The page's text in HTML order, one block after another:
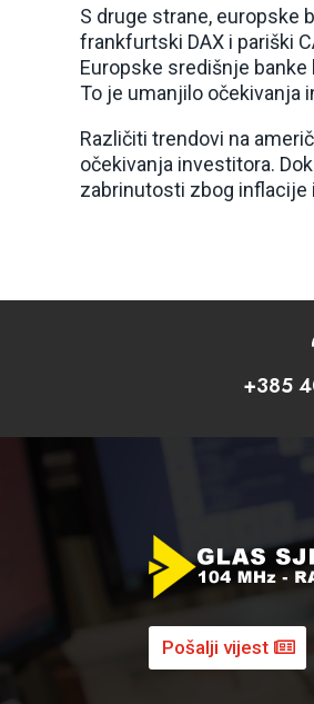
S druge strane, europske
frankfurtski DAX i pariški
Europske središnje
To je umanjilo očekivanja
Različiti trendovi na
očekivanja investitora.
zabrinutosti zbog inflacije
+385
Pošalji vijest